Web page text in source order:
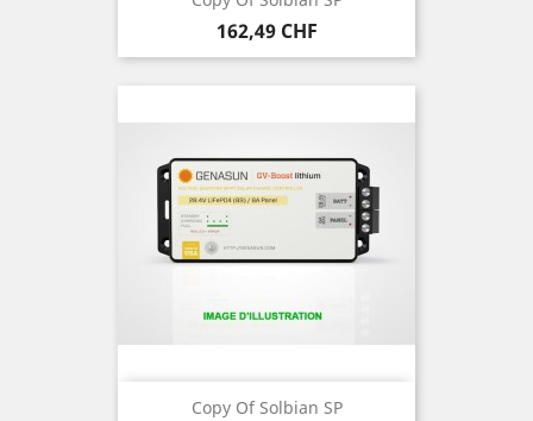
Prezzo
162,49 CHF
Copy Of Solbian SP